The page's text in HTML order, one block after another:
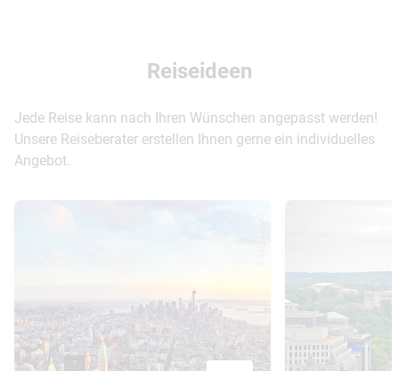
Reiseideen
Jede Reise kann nach Ihren Wünschen angepasst werden!
Unsere Reiseberater erstellen Ihnen gerne ein individuelles
Angebot.
© easy camera